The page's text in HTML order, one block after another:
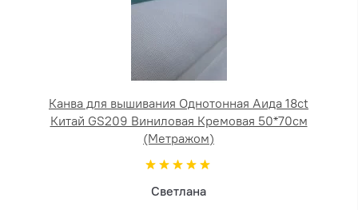
Канва для вышивания Однотонная Аида 18ct
Китай GS209 Виниловая Кремовая 50*70см
(Метражом)
Светлана